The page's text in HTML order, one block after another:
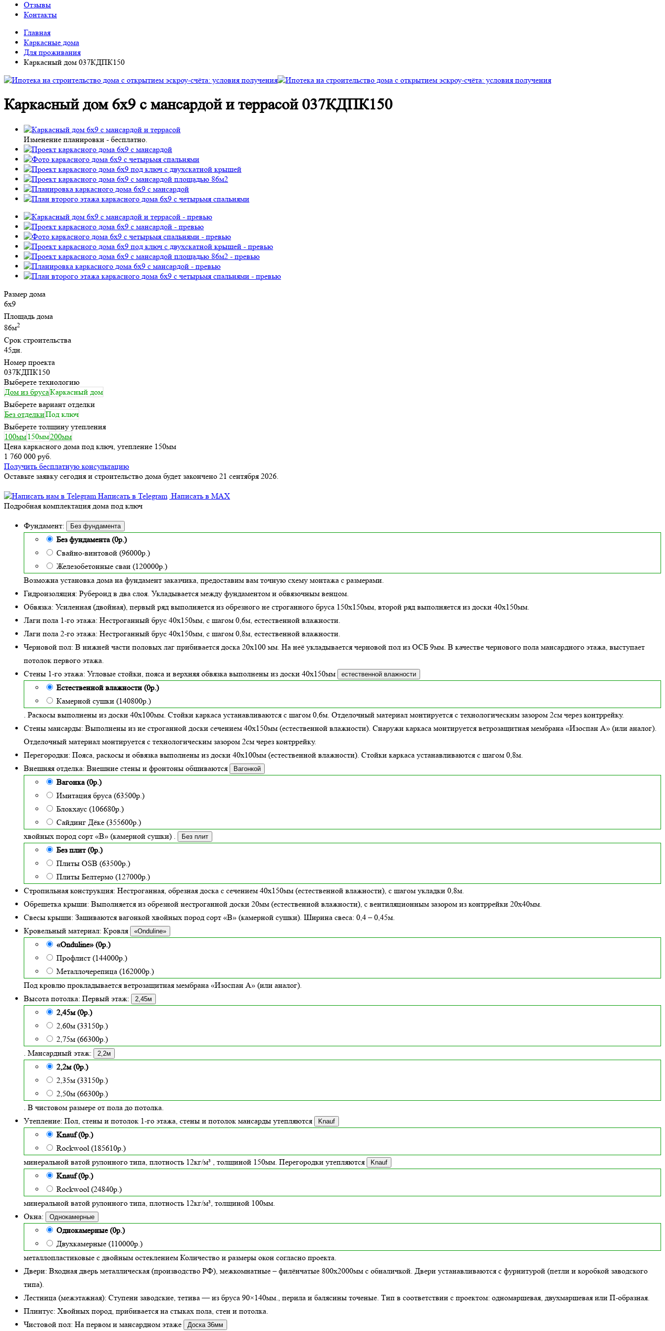
Отзывы
Контакты
Главная
Каркасные дома
Для проживания
Каркасный дом 037КДПК150
Каркасный дом 6х9 с мансардой и террасой 037КДПК150
Изменение планировки - бесплатно.
Размер дома
6х9
Площадь дома
86м2
Срок строительства
45дн.
Номер проекта
037КДПК150
Выберете технологию
Дом из брусаКаркасный дом
Выберете вариант отделки
Без отделкиПод ключ
Выберете толщину утепления
100мм 150мм200мм
Цена каркасного дома под ключ, утепление 150мм
1 760 000 руб.
Получить бесплатную консультацию
Оставьте заявку сегодня и строительство дома будет закончено 21 сентября 2026.
Написать в Telegram Написать в MAX
Подробная комплектация дома под ключ
Фундамент: Без фундамента
Без фундамента (0р.)
Свайно-винтовой (96000р.)
Железобетонные сваи (120000р.)
Возможна установка дома на фундамент заказчика, предоставим вам точную схему монтажа с размерами.
Гидроизоляция: Рубероид в два слоя. Укладывается между фундаментом и обвязочным венцом.
Обвязка: Усиленная (двойная), первый ряд выполняется из обрезного не строганного бруса 150х150мм, второй ряд выполняется из доски 40х150мм.
Лаги пола 1-го этажа: Нестроганный брус 40х150мм, с шагом 0,6м, естественной влажности.
Лаги пола 2-го этажа: Нестроганный брус 40х150мм, с шагом 0,8м, естественной влажности.
Черновой пол: В нижней части половых лаг прибивается доска 20х100 мм. На неё укладывается черновой пол из ОСБ 9мм. В качестве чернового пола мансардного этажа, выступает
потолок первого этажа.
Стены 1-го этажа: Угловые стойки, пояса и верхняя обвязка выполнены из доски 40х150мм естественной влажности
Естественной влажности (0р.)
Камерной сушки (140800р.)
. Раскосы выполнены из доски 40х100мм. Стойки каркаса устанавливаются с шагом 0,6м. Отделочный материал монтируется с технологическим зазором 2см через контррейку.
Стены мансарды: Выполнены из не строганной доски сечением 40х150мм (естественной влажности). Снаружи каркаса монтируется ветрозащитная мембрана «Изоспан А» (или аналог).
Отделочный материал монтируется с технологическим зазором 2см через контррейку.
Перегородки: Пояса, раскосы и обвязка выполнены из доски 40х100мм (естественной влажности). Стойки каркаса устанавливаются с шагом 0,8м.
Внешняя отделка: Внешние стены и фронтоны обшиваются Вагонкой
Вагонка (0р.)
Имитация бруса (63500р.)
Блокхаус (106680р.)
Сайдинг Дёке (355600р.)
хвойных пород сорт «В» (камерной сушки) . Без плит
Без плит (0р.)
Плиты OSB (63500р.)
Плиты Белтермо (127000р.)
Стропильная конструкция: Нестроганная, обрезная доска с сечением 40х150мм (естественной влажности), с шагом укладки 0,8м.
Обрешетка крыши: Выполняется из обрезной нестроганной доски 20мм (естественной влажности), с вентиляционным зазором из контррейки 20х40мм.
Свесы крыши: Зашиваются вагонкой хвойных пород сорт «В» (камерной сушки). Ширина свеса: 0,4 – 0,45м.
Кровельный материал: Кровля «Onduline»
«Onduline» (0р.)
Профлист (144000р.)
Металлочерепица (162000р.)
Под кровлю прокладывается ветрозащитная мембрана «Изоспан А» (или аналог).
Высота потолка: Первый этаж: 2,45м
2,45м (0р.)
2,60м (33150р.)
2,75м (66300р.)
. Мансардный этаж:
2,2м
2,2м (0р.)
2,35м (33150р.)
2,50м (66300р.)
. В чистовом размере от пола до потолка.
Утепление: Пол, стены и потолок 1-го этажа, стены и потолок мансарды утепляются Knauf
Knauf (0р.)
Rockwool (185610р.)
минеральной ватой рулонного типа, плотность 12кг/м³ , толщиной 150мм. Перегородки утепляются Knauf
Knauf (0р.)
Rockwool (24840р.)
минеральной ватой рулонного типа, плотность 12кг/м³, толщиной 100мм.
Окна:
Однокамерные
Однокамерные (0р.)
Двухкамерные (110000р.)
металлопластиковые с двойным остеклением Количество и размеры окон согласно проекта.
Двери: Входная дверь металлическая (производство РФ), межкомнатные – филёнчатые 800х2000мм с обналичкой. Двери устанавливаются с фурнитурой (петли и коробкой заводского
типа).
Лестница (межэтажная): Ступени заводские, тетива — из бруса 90×140мм., перила и балясины точеные. Тип в соответствии с проектом: одномаршевая, двухмаршевая или П-образная.
Плинтус: Хвойных пород, прибивается на стыках пола, стен и потолка.
Чистовой пол: На первом и мансардном этаже Доска 36мм